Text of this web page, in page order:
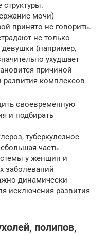
мочи)
принято не говорить.
не только
(например,
ухудшает
причиной
комплексов
своевременную
и подбирать
туберкулезное
часть
у женщин и
заболеваний
динамически
исключения развития
полипов,